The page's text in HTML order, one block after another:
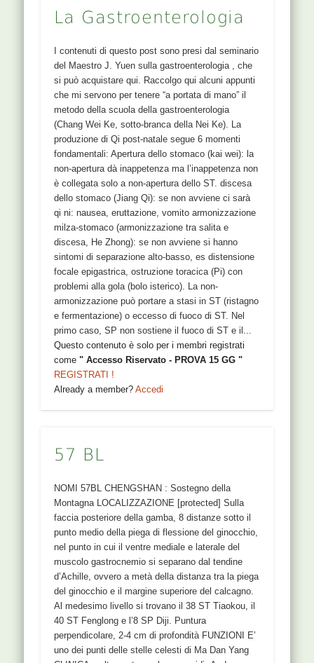
La Gastroenterologia
I contenuti di questo post sono presi dal seminario
del Maestro J. Yuen sulla gastroenterologia , che
si può acquistare qui. Raccolgo qui alcuni appunti
che mi servono per tenere “a portata di mano” il
metodo della scuola della gastroenterologia
(Chang Wei Ke, sotto-branca della Nei Ke). La
produzione di Qi post-natale segue 6 momenti
fondamentali: Apertura dello stomaco (kai wei): la
non-apertura dà inappetenza ma l’inappetenza non
è collegata solo a non-apertura dello ST. discesa
dello stomaco (Jiang Qi): se non avviene ci sarà
qi ni: nausea, eruttazione, vomito armonizzazione
milza-stomaco (armonizzazione tra salita e
discesa, He Zhong): se non avviene si hanno
sintomi di separazione alto-basso, es distensione
focale epigastrica, ostruzione toracica (Pi) con
problemi alla gola (bolo isterico). La non-
armonizzazione può portare a stasi in ST (ristagno
e fermentazione) o eccesso di fuoco di ST. Nel
primo caso, SP non sostiene il fuoco di ST e il...
Questo contenuto è solo per i membri registrati
come" Accesso Riservato - PROVA 15 GG "
REGISTRATI !
Already a member?Accedi
57 BL
NOMI 57BL CHENGSHAN : Sostegno della
Montagna LOCALIZZAZIONE [protected] Sulla
faccia posteriore della gamba, 8 distanze sotto il
punto medio della piega di flessione del ginocchio,
nel punto in cui il ventre mediale e laterale del
muscolo gastrocnemio si separano dal tendine
d’Achille, ovvero a metà della distanza tra la piega
del ginocchio e il margine superiore del calcagno.
Al medesimo livello si trovano il 38 ST Tiaokou, il
40 ST Fenglong e l’8 SP Diji. Puntura
perpendicolare, 2-4 cm di profondità FUNZIONI E’
uno dei punti delle stelle celesti di Ma Dan Yang